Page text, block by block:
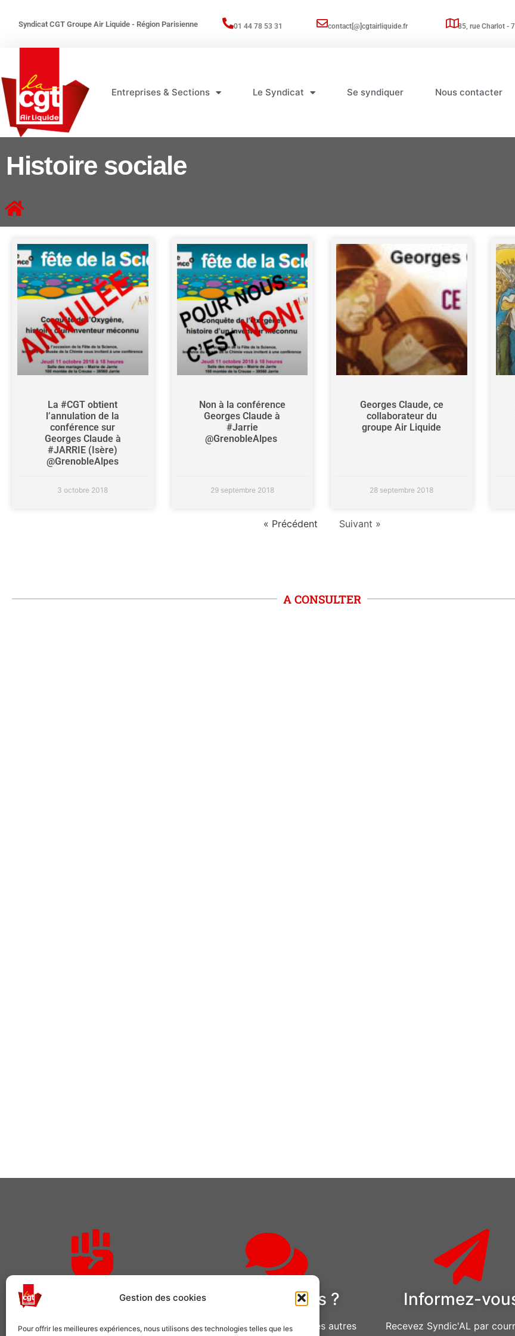
Gestion des cookies
Pour offrir les meilleures expériences, nous utilisons des technologies telles que les
Syndicat CGT Groupe Air Liquide - Région Parisienne 01 44 78 53 31 contact[@]cgtairliquide.fr 85, rue Charlot -
Entreprises & Sections Le Syndicat Se syndiquer Nous contacter
Histoire sociale
La #CGT obtient
l’annulation de la
conférence sur
Georges Claude à
#JARRIE (Isère)
@GrenobleAlpes
3 octobre 2018
Non à la conférence
Georges Claude à
#Jarrie
29 septembre 2018
Georges Claude, ce
collaborateur du
groupe Air Liquide
28 septembre 2018
« Précédent Suivant »
A CONSULTER
Rejoignez-nous
Comme plusieurs centaines de
Des questions ?
Pour adhérer ou pour toutes autres
Informez-
Recevez Syndic'AL par